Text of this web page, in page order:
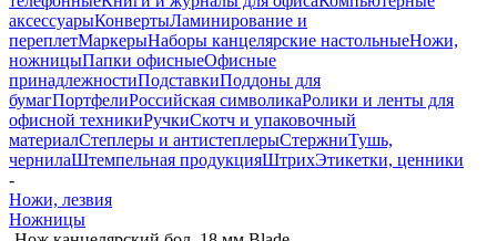
аксессуарыКонвертыЛаминирование и
переплетМаркерыНаборы канцелярские настольныеНожи,
ножницыПапки офисныеОфисные
принадлежностиПодставкиПоддоны для
бумагПортфелиРоссийская символикаРолики и ленты для
офисной техникиРучкиСкотч и упаковочный
материалСтеплеры и антистеплерыСтержниТушь,
чернилаШтемпельная продукцияШтрихЭтикетки, ценники
-
Ножи, лезвия
Ножницы